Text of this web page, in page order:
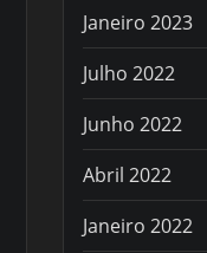
Janeiro 2023
Julho 2022
Junho 2022
Abril 2022
Janeiro 2022